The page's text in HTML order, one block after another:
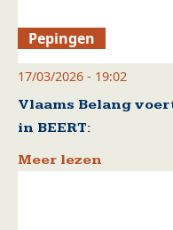
Pepingen
17/03/2026 - 19:02
Vlaams Belang
in BEERT:
Meer lezen